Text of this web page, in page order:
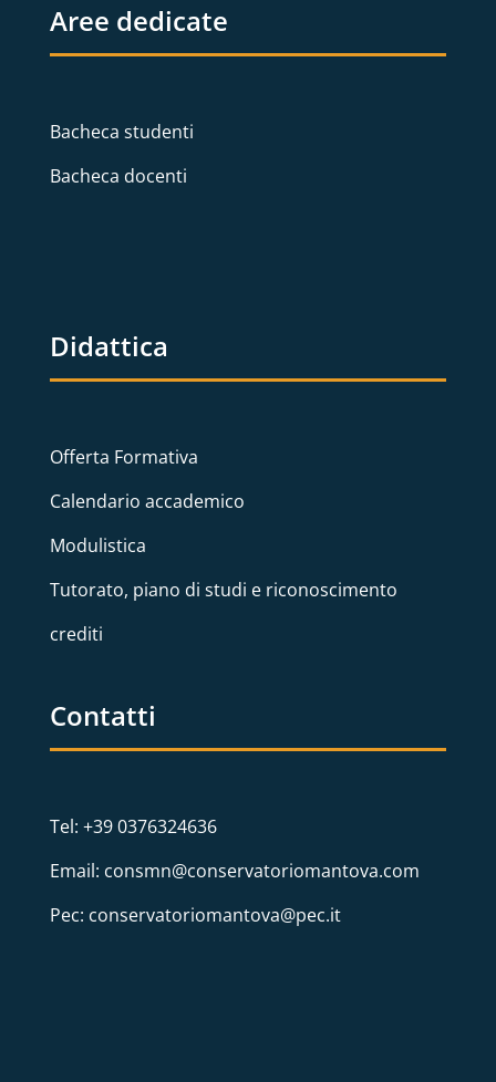
Aree dedicate
Bacheca studenti
Bacheca docenti
Didattica
Offerta Formativa
Calendario accademico
Modulistica
Tutorato, piano di studi e riconoscimento
crediti
Contatti
Tel: +39 0376324636
Email: consmn@conservatoriomantova.com
Pec: conservatoriomantova@pec.it